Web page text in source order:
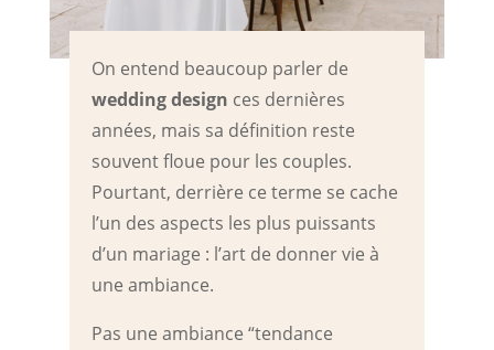
On entend beaucoup parler de
wedding design ces dernières
années, mais sa définition reste
souvent floue pour les couples.
Pourtant, derrière ce terme se cache
l’un des aspects les plus puissants
d’un mariage : l’art de donner vie à
une ambiance.
Pas une ambiance “tendance